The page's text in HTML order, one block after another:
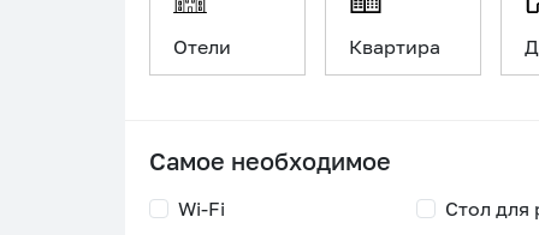
Отели Квартира
Самое необходимое
Wi-Fi
Стол для